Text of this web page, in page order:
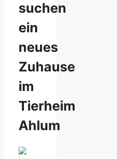
suchen
ein
neues
Zuhause
im
Tierheim
Ahlum